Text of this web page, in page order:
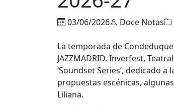
03/06/2026 Doce Notas
La temporada de
JAZZMADRID, Inverfest,
‘Soundset Series’, dedicado
propuestas escénicas,
Liliana.